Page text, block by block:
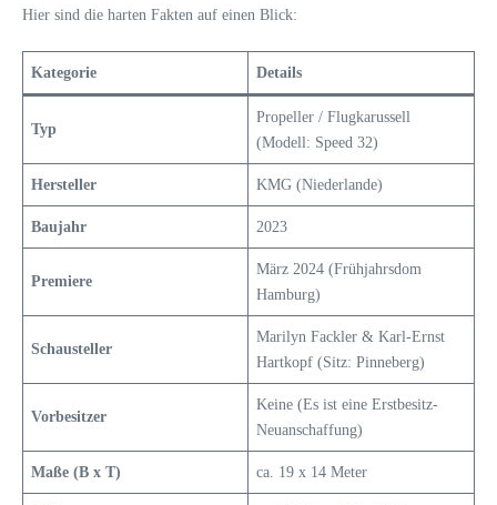
Hier sind die harten Fakten auf einen Blick:
Kategorie Details
Typ
Propeller / Flugkarussell
(Modell: Speed 32)
Hersteller KMG (Niederlande)
Baujahr 2023
Premiere
März 2024 (Frühjahrsdom
Hamburg)
Schausteller
Marilyn Fackler & Karl-Ernst
Hartkopf (Sitz: Pinneberg)
Vorbesitzer
Keine (Es ist eine Erstbesitz-
Neuanschaffung)
Maße (B x T) ca. 19 x 14 Meter